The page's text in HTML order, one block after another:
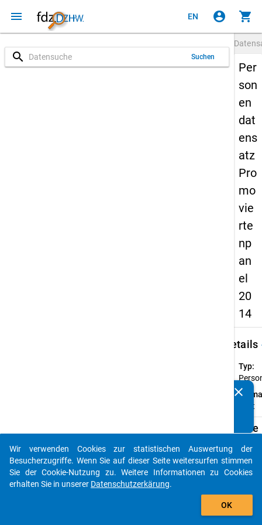
menu EN account_circle shopping_cart
search Suchen
Per
son
en
dat
ens
atz
Pro
mo
vie
rte
np
an
el
20
14
Details
Typ:
breit
Verfügbare
clear
auto_stories
add_shopping_cart
Wir verwenden Cookies zur statistischen Auswertung der
Besucherzugriffe. Wenn Sie auf dieser Seite weitersurfen stimmen
Sie der Cookie-Nutzung zu. Weitere Informationen zu Cookies
erhalten Sie in unserer Datenschutzerkärung.
OK